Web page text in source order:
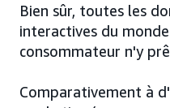
Bien sûr, toutes les
interactives du
consommateur n'y
Comparativement à